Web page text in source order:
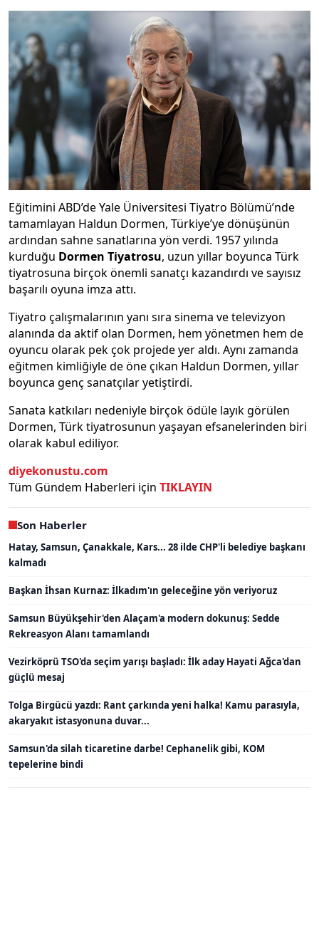
Eğitimini ABD’de Yale Üniversitesi Tiyatro Bölümü’nde
tamamlayan Haldun Dormen, Türkiye’ye dönüşünün
ardından sahne sanatlarına yön verdi. 1957 yılında
kurduğu Dormen Tiyatrosu, uzun yıllar boyunca Türk
tiyatrosuna birçok önemli sanatçı kazandırdı ve sayısız
başarılı oyuna imza attı.
Tiyatro çalışmalarının yanı sıra sinema ve televizyon
alanında da aktif olan Dormen, hem yönetmen hem de
oyuncu olarak pek çok projede yer aldı. Aynı zamanda
eğitmen kimliğiyle de öne çıkan Haldun Dormen, yıllar
boyunca genç sanatçılar yetiştirdi.
Sanata katkıları nedeniyle birçok ödüle layık görülen
Dormen, Türk tiyatrosunun yaşayan efsanelerinden biri
olarak kabul ediliyor.
diyekonustu.com
Tüm Gündem Haberleri için TIKLAYIN
Son Haberler
Hatay, Samsun, Çanakkale, Kars... 28 ilde CHP'li belediye başkanı
kalmadı
Başkan İhsan Kurnaz: İlkadım'ın geleceğine yön veriyoruz
Samsun Büyükşehir'den Alaçam'a modern dokunuş: Sedde
Rekreasyon Alanı tamamlandı
Vezirköprü TSO'da seçim yarışı başladı: İlk aday Hayati Ağca'dan
güçlü mesaj
Tolga Birgücü yazdı: Rant çarkında yeni halka! Kamu parasıyla,
akaryakıt istasyonuna duvar...
Samsun'da silah ticaretine darbe! Cephanelik gibi, KOM
tepelerine bindi